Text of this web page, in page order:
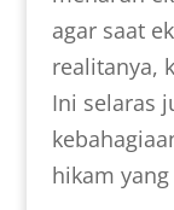
agar saat
realitanya,
Ini selaras
hikam